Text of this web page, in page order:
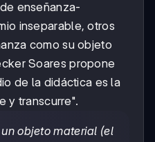
enseñanza-
inseparable, otros
como su objeto
Soares propone
de la didáctica es la
y transcurre".
objeto material (el